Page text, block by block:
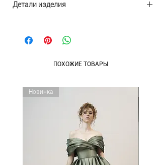
Детали изделия
Размеры: 19х9х4,5
ПОХОЖИЕ ТОВАРЫ
Новинка